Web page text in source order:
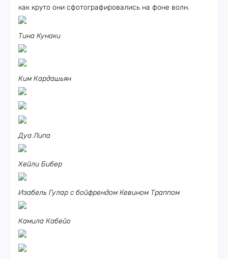
как круто они сфотографировались на фоне волн.
Тина Кунаки
Ким Кардашьян
Дуа Липа
Хейли Бибер
Изабель Гулар с бойфрендом Кевином Траппом
Камила Кабейо